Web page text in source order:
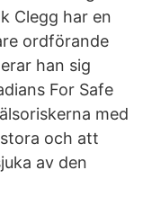
Clegg har en
ordförande
han sig
For Safe
med
och att
av den